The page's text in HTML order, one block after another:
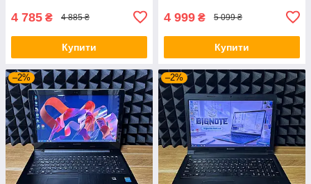
4 785 ₴ 4 885 ₴
Купити
4 999 ₴ 5 099 ₴
Купити
–2% –2%